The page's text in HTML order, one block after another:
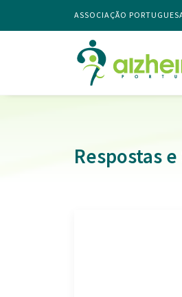
ASSOCIAÇÃO
Respostas